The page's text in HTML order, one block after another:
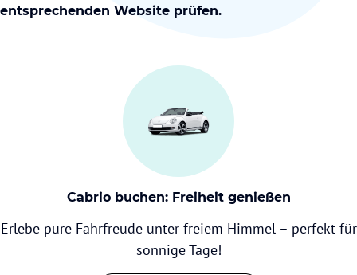
entsprechenden Website prüfen.
Cabrio buchen: Freiheit genießen
Erlebe pure Fahrfreude unter freiem Himmel – perfekt für
sonnige Tage!